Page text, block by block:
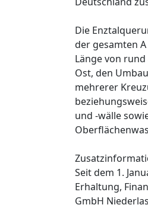
Die
der gesamten
Länge von
Ost, den
mehrerer
und -wälle
Seit dem 1.
Erhaltung,
GmbH